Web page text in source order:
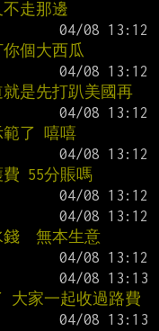
走那邊
個大西瓜
是先打趴美國再
了 嘻嘻
55分賬嗎
無本生意
大家一起收過路費